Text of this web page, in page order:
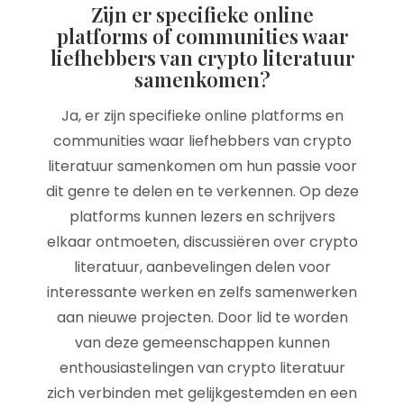
Zijn er specifieke online
platforms of communities waar
liefhebbers van crypto literatuur
samenkomen?
Ja, er zijn specifieke online platforms en
communities waar liefhebbers van crypto
literatuur samenkomen om hun passie voor
dit genre te delen en te verkennen. Op deze
platforms kunnen lezers en schrijvers
elkaar ontmoeten, discussiëren over crypto
literatuur, aanbevelingen delen voor
interessante werken en zelfs samenwerken
aan nieuwe projecten. Door lid te worden
van deze gemeenschappen kunnen
enthousiastelingen van crypto literatuur
zich verbinden met gelijkgestemden en een